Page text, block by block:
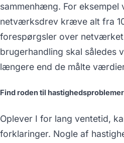
sammenhæng. For eksempel
netværksdrev kræve alt fra
forespørgsler over netværket
brugerhandling skal således
længere end de målte
Find roden til
Oplever I for lang ventetid,
forklaringer. Nogle af